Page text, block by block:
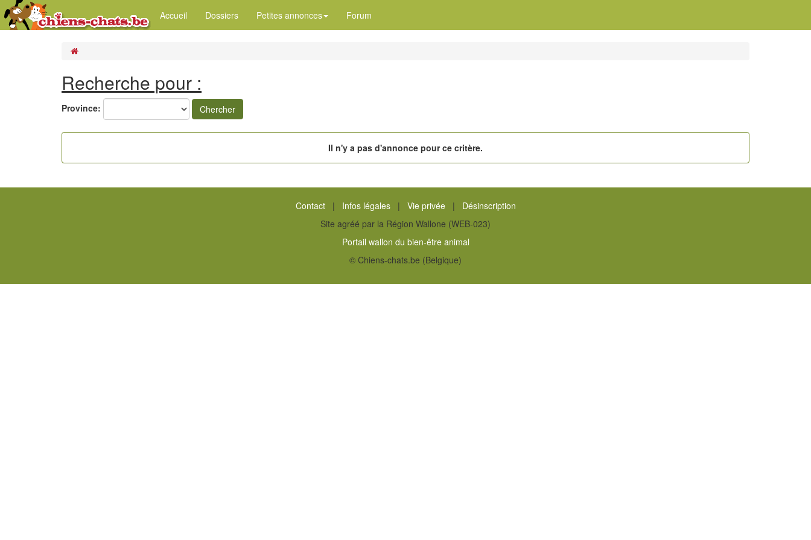
Accueil Dossiers Petites annonces Forum
Recherche pour :
Province: Chercher
Il n'y a pas d'annonce pour ce critère.
Contact| Infos légales| Vie privée| Désinscription
Site agréé par la Région Wallone (WEB-023)
Portail wallon du bien-être animal
© Chiens-chats.be (Belgique)